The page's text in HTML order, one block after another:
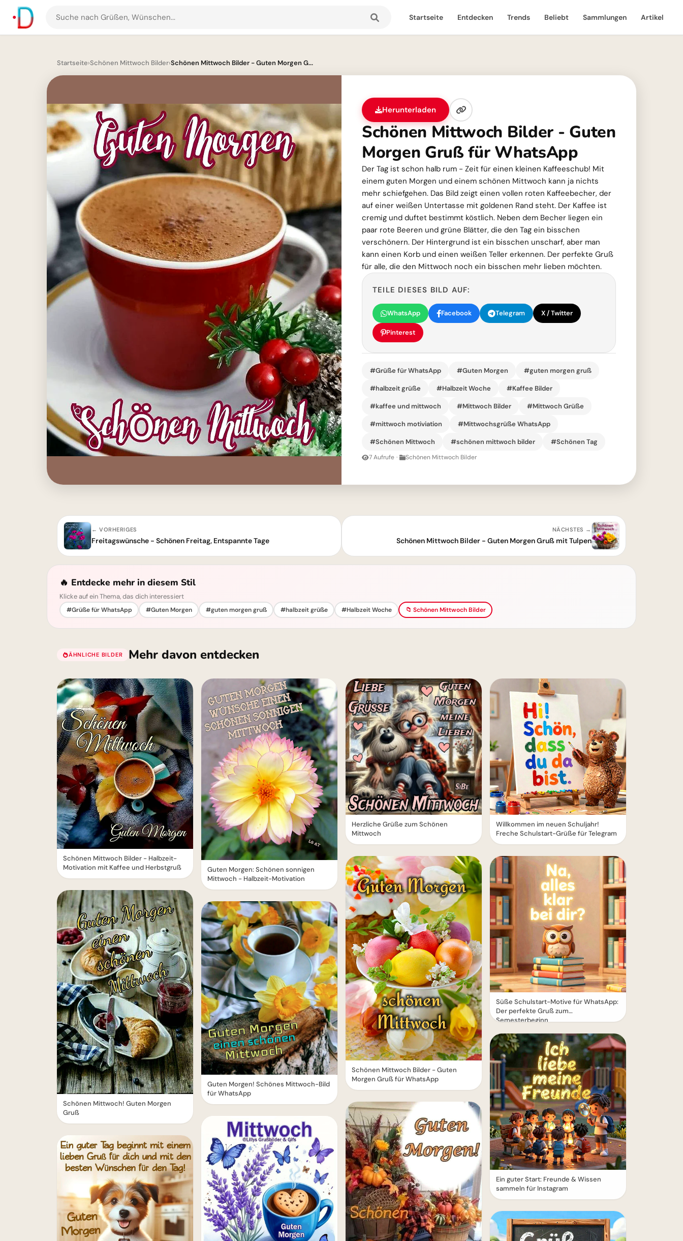
Suche
nach
und
Startseite Entdecken Trends Beliebt Sammlungen Artikel
Startseite›Schönen Mittwoch Bilder›Schönen Mittwoch Bilder - Guten Morgen G...
Herunterladen
Schönen Mittwoch Bilder - Guten
Morgen Gruß für WhatsApp
Der Tag ist schon halb rum - Zeit für einen kleinen Kaffeeschub! Mit
einem guten Morgen und einem schönen Mittwoch kann ja nichts
mehr schiefgehen. Das Bild zeigt einen vollen roten Kaffeebecher, der
auf einer weißen Untertasse mit goldenen Rand steht. Der Kaffee ist
cremig und duftet bestimmt köstlich. Neben dem Becher liegen ein
paar rote Beeren und grüne Blätter, die den Tag ein bisschen
verschönern. Der Hintergrund ist ein bisschen unscharf, aber man
kann einen Korb und einen weißen Teller erkennen. Der perfekte Gruß
für alle, die den Mittwoch noch ein bisschen mehr lieben möchten.
TEILE DIESES BILD AUF:
WhatsApp Facebook Telegram X / Twitter
Pinterest
#Grüße für WhatsApp #Guten Morgen #guten morgen gruß
#halbzeit grüße #Halbzeit Woche #Kaffee Bilder
#kaffee und mittwoch #Mittwoch Bilder #Mittwoch Grüße
#mittwoch motiviation #Mittwochsgrüße WhatsApp
#Schönen Mittwoch #schönen mittwoch bilder #Schönen Tag
7 Aufrufe · Schönen Mittwoch Bilder
← VORHERIGES
Freitagswünsche - Schönen Freitag, Entspannte Tage
NÄCHSTES →
Schönen Mittwoch Bilder - Guten Morgen Gruß mit Tulpen
🔥 Entdecke mehr in diesem Stil
Klicke auf ein Thema, das dich interessiert
#Grüße für WhatsApp #Guten Morgen #guten morgen gruß #halbzeit grüße #Halbzeit Woche 📁 Schönen Mittwoch Bilder
ÄHNLICHE BILDER Mehr davon entdecken
Schönen Mittwoch Bilder - Halbzeit-
Motivation mit Kaffee und Herbstgruß
Schönen Mittwoch! Guten Morgen
Gruß
Guten Morgen: Schönen sonnigen
Mittwoch - Halbzeit-Motivation
Guten Morgen! Schönes Mittwoch-Bild
für WhatsApp
Herzliche Grüße zum Schönen
Mittwoch
Schönen Mittwoch Bilder - Guten
Morgen Gruß für WhatsApp
Willkommen im neuen Schuljahr!
Freche Schulstart-Grüße für Telegram
Süße Schulstart-Motive für WhatsApp:
Der perfekte Gruß zum
Semesterbeginn
Ein guter Start: Freunde & Wissen
sammeln für Instagram